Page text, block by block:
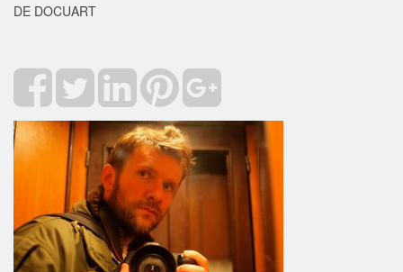
DE DOCUART